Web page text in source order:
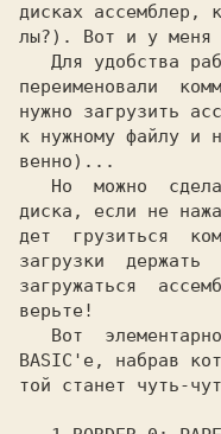
дисках ассемблер,
лы?). Вот и у меня
переименовали
нужно загрузить
к нужному файлу и
венно)...
диска, если не
дет  грузиться
загрузки  держать
загружаться
верьте!
BASIC'е, набрав
той станет чуть-